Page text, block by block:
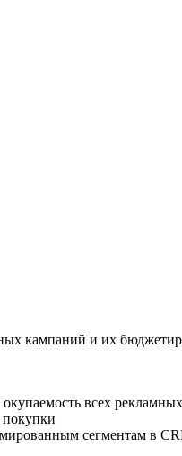
кампаний и их
всех
покупки
сегментам в